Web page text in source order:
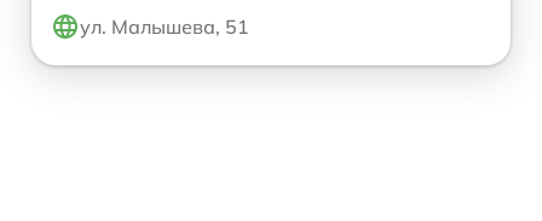
ул. Малышева, 51